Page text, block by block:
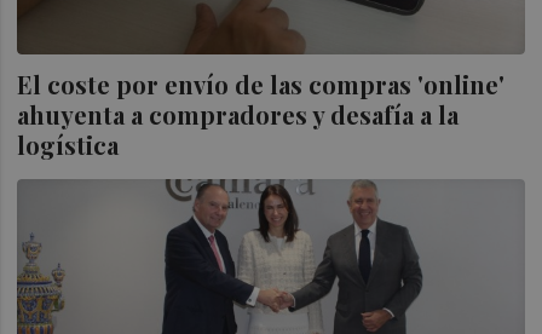
El coste por envío de las compras 'online'
ahuyenta a compradores y desafía a la
logística